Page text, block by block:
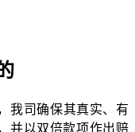
我司确保其真实、有
并以双倍款项作出赔